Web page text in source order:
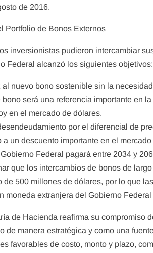
de 2016.
Portfolio de Bonos Externos
inversionistas pudieron intercambiar
Federal alcanzó los siguientes objetivos:
nuevo bono sostenible sin la
será una referencia importante en
en el mercado de dólares.
por el diferencial de
un descuento importante en el
Federal pagará entre 2034 y
que los intercambios de bonos de
de 500 millones de dólares, por lo que
moneda extranjera del Gobierno
de Hacienda reafirma su compromiso
de manera estratégica y como una
favorables de costo, monto y plazo,